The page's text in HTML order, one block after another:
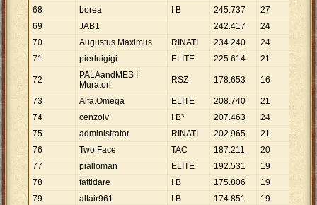
68
borea I B 245.737 27 9
69
JAB1 242.417 24
70
Augustus Maximus RINATI 234.240 24 9
71
pierluigigi ELITE 225.614 21 10
72
PALAandMES I
Muratori
RSZ 178.653 16 11
73 Alfa.Omega ELITE 208.740 21
74
cenzoiv I B³ 207.463 24 8
75
administrator RINATI 202.965 21
76
Two Face TAC 187.211 20 9
77
pialloman ELITE 192.531 19
78
fattidare I B 175.806 19 9
79
altair961 I B 174.851 19 9